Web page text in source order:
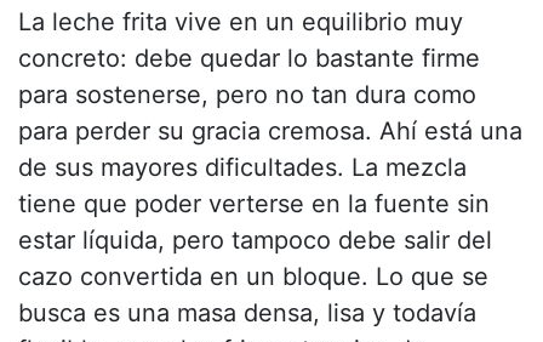
La leche frita vive en un equilibrio muy
concreto: debe quedar lo bastante firme
para sostenerse, pero no tan dura como
para perder su gracia cremosa. Ahí está una
de sus mayores dificultades. La mezcla
tiene que poder verterse en la fuente sin
estar líquida, pero tampoco debe salir del
cazo convertida en un bloque. Lo que se
busca es una masa densa, lisa y todavía